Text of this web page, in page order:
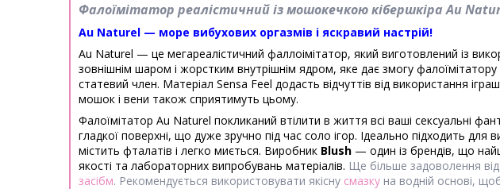
Фалоїмітатор реалістичний із мошокечкою кібершкіра Au
Au Naturel — море вибухових оргазмів і яскравий настрій!
Au Naturel — це мегареалістичний фаллоімітатор, який виготовлений із
зовнішнім шаром і жорстким внутрішнім ядром, яке дає змогу
статевий член. Матеріал Sensa Feel додасть відчуттів від використання
мошок і вени також сприятимуть цьому.
Фалоїмітатор Au Naturel покликаний втілити в життя всі ваші сексуальні
гладкої поверхні, що дуже зручно під час соло ігор. Ідеально підходить для
містить фталатів і легко миється. Виробник Blush — один із брендів, що
якості та лабораторних випробувань матеріалів. Ще більше задоволення
засібм. Рекомендується використовувати якісну смазку на водній основі,